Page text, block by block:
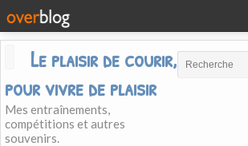
Le plaisir de courir, courir
pour vivre de plaisir
Mes entraînements,
compétitions et autres
souvenirs.